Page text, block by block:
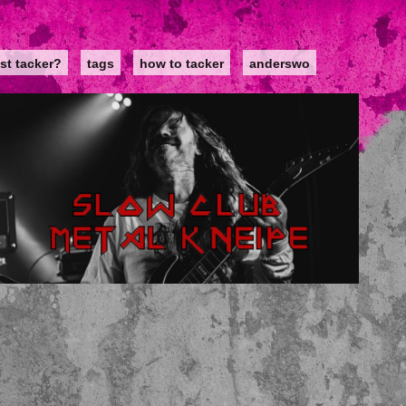
tacker? tags how to tacker anderswo